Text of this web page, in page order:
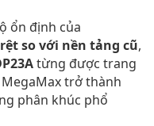
ổn định của
so với nền tảng cũ,
từng được trang
trở thành
phân khúc phổ